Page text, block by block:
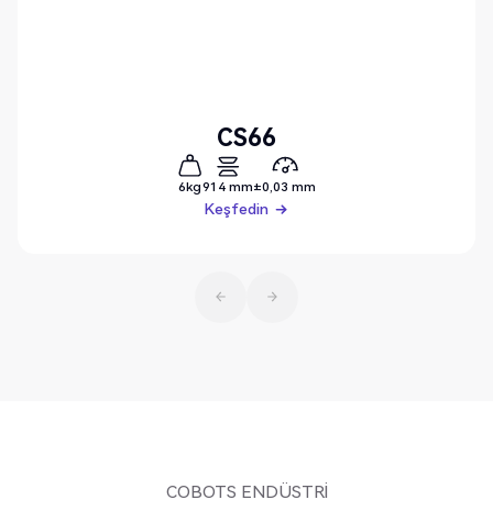
CS66
6kg914 mm±0,03 mm
Keşfedin
COBOTS ENDÜSTRI